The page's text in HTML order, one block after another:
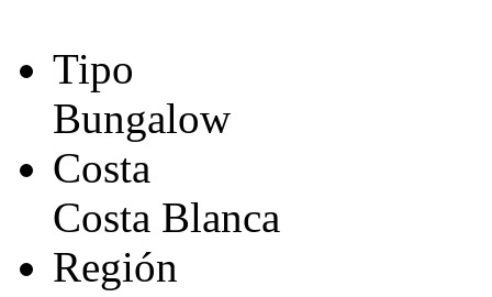
Tipo
Bungalow
Costa
Costa Blanca
Región